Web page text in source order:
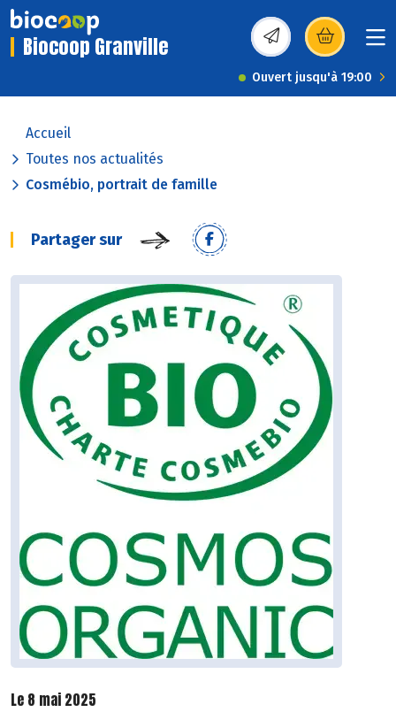
Biocoop Granville (s’ouvre dans une
Ouvert jusqu'à 19:00
Accueil
Toutes nos actualités
Cosmébio, portrait de famille
Partager sur
Le 8 mai 2025